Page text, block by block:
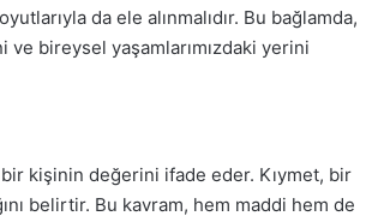
da ele alınmalıdır. Bu bağlamda,
ve bireysel yaşamlarımızdaki yerini
kişinin değerini ifade eder. Kıymet, bir
belirtir. Bu kavram, hem maddi hem de